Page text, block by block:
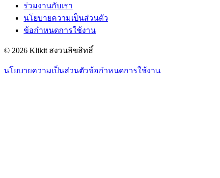
ร่วมงานกับเรา
นโยบายความเป็นส่วนตัว
ข้อกำหนดการใช้งาน
© 2026 Klikit สงวนลิขสิทธิ์
นโยบายความเป็นส่วนตัวข้อกำหนดการใช้งาน